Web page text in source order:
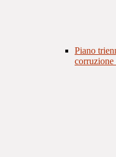
Piano
corruzione